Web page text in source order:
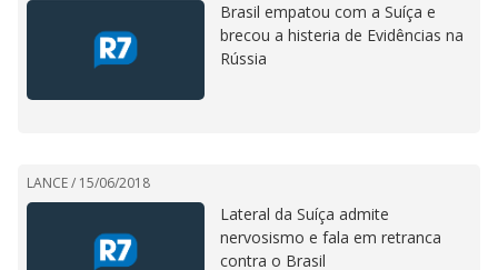
Brasil empatou com a Suíça e
brecou a histeria de Evidências na
Rússia
LANCE / 15/06/2018
Lateral da Suíça admite
nervosismo e fala em retranca
contra o Brasil